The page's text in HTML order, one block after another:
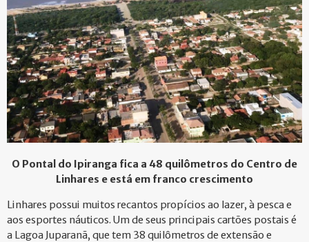
O Pontal do Ipiranga fica a 48 quilômetros do Centro de
Linhares e está em franco crescimento
Linhares possui muitos recantos propícios ao lazer, à pesca e
aos esportes náuticos. Um de seus principais cartões postais é
a Lagoa Juparanã, que tem 38 quilômetros de extensão e